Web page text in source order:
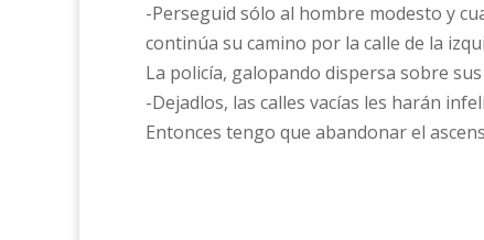
-Perseguid sólo al hombre modesto y
continúa su camino por la calle de la
La policía, galopando dispersa sobre
-Dejadlos, las calles vacías les harán
Entonces tengo que abandonar el